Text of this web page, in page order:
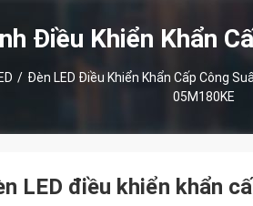
Điều Khiển Khẩn
/ Đèn LED Điều Khiển Khẩn Cấp Công
05M180KE
LED điều khiển khẩn